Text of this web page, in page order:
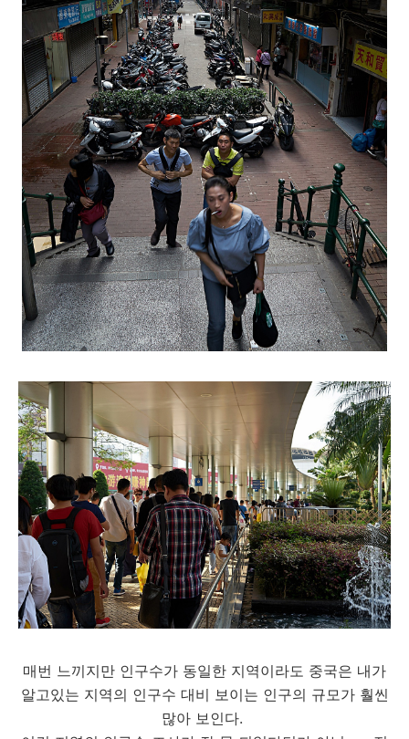
매번 느끼지만 인구수가 동일한 지역이라도 중국은 내가
알고있는 지역의 인구수 대비 보이는 인구의 규모가 훨씬
많아 보인다.